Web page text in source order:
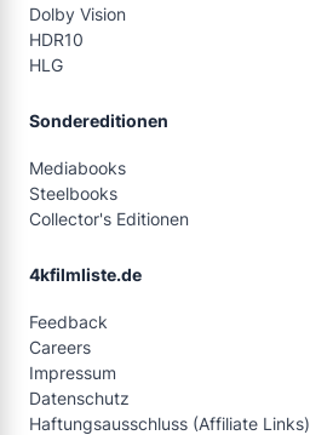
Dolby Vision
HDR10
HLG
Sondereditionen
Mediabooks
Steelbooks
Collector's Editionen
4kfilmliste.de
Feedback
Careers
Impressum
Datenschutz
Haftungsausschluss (Affiliate Links)